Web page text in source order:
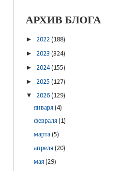
АРХИВ БЛОГА
► 2022 (188)
► 2023 (324)
► 2024(155)
► 2025 (127)
▼ 2026 (129)
января(4)
февраля(1)
марта(5)
апреля(20)
мая(29)